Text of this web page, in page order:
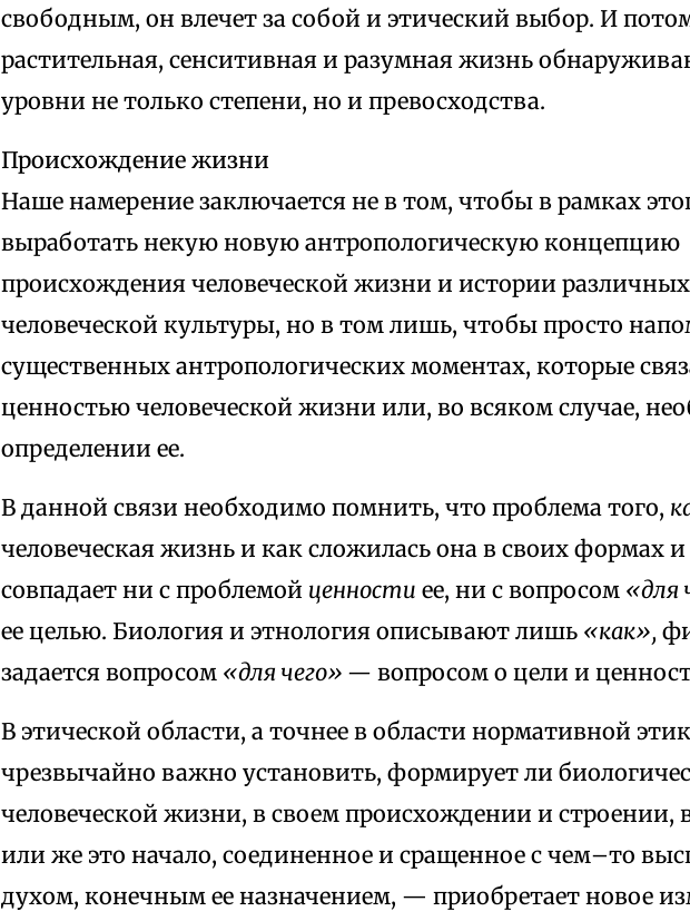
свободным, он влечет за собой и этический выбор. И
растительная, сенситивная и разумная жизнь
уровни не только степени, но и превосходства.
Происхождение жизни
Наше намерение заключается не в том, чтобы в рамках
выработать некую новую антропологическую концепцию
происхождения человеческой жизни и истории
человеческой культуры, но в том лишь, чтобы просто
существенных антропологических моментах, которые
ценностью человеческой жизни или, во всяком случае,
определении ее.
В данной связи необходимо помнить, что проблема того,
человеческая жизнь и как сложилась она в своих формах
совпадает ни с проблемой ценности ее, ни с вопросом «для
ее целью. Биология и этнология описывают лишь «как»,
задается вопросом «для чего» — вопросом о цели и
В этической области, а точнее в области нормативной
чрезвычайно важно установить, формирует ли
человеческой жизни, в своем происхождении и строении,
или же это начало, соединенное и сращенное с чем–то
духом, конечным ее назначением, — приобретает новое